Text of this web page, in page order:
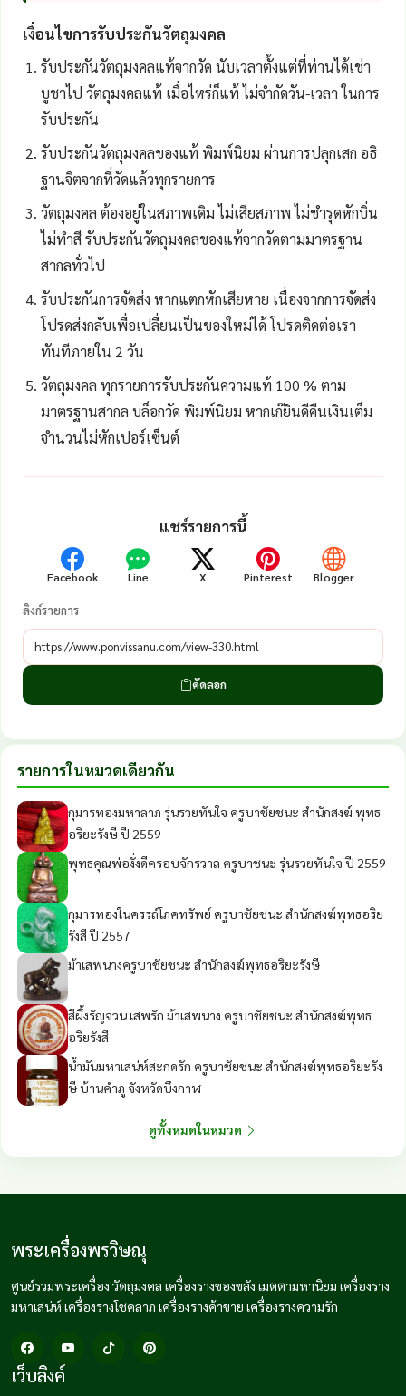
เงื่อนไขการรับประกันวัตถุมงคล
รับประกันวัตถุมงคลแท้จากวัด นับเวลาตั้งแต่ที่ท่านได้เช่า
บูชาไป วัตถุมงคลแท้ เมื่อไหร่ก็แท้ ไม่จำกัดวัน-เวลา ในการ
รับประกัน
รับประกันวัตถุมงคลของแท้ พิมพ์นิยม ผ่านการปลุกเสก อธิ
ฐานจิตจากที่วัดแล้วทุกรายการ
วัตถุมงคล ต้องอยู่ในสภาพเดิม ไม่เสียสภาพ ไม่ชำรุดหักบิ่น
ไม่ทำสี รับประกันวัตถุมงคลของแท้จากวัดตามมาตรฐาน
สากลทั่วไป
รับประกันการจัดส่ง หากแตกหักเสียหาย เนื่องจากการจัดส่ง
โปรดส่งกลับเพื่อเปลื่ยนเป็นของใหม่ได้ โปรดติดต่อเรา
ทันทีภายใน 2 วัน
วัตถุมงคล ทุกรายการรับประกันความแท้ 100 % ตาม
มาตรฐานสากล บล็อกวัด พิมพ์นิยม หากเก๊ยินดีคืนเงินเต็ม
จำนวนไม่หักเปอร์เซ็นต์
แชร์รายการนี้
Facebook Line X Pinterest Blogger
ลิงก์รายการ
คัดลอก
รายการในหมวดเดียวกัน
กุมารทองมหาลาภ รุ่นรวยทันใจ ครูบาชัยชนะ สำนักสงฆ์ พุทธ
อริยะรังษี ปี 2559
พุทธคุณพ่องั่งดีครอบจักรวาล ครูบาชนะ รุ่นรวยทันใจ ปี 2559
กุมารทองในครรถ์โภคทรัพย์ ครูบาชัยชนะ สำนักสงฆ์พุทธอริย
รังสี ปี 2557
ม้าเสพนางครูบาชัยชนะ สำนักสงฆ์พุทธอริยะรังษี
สีผึ้งรัญจวน เสพรัก ม้าเสพนาง ครูบาชัยชนะ สำนักสงฆ์พุทธ
อริยรังสี
น้ำมันมหาเสน่ห์สะกดรัก ครูบาชัยชนะ สำนักสงฆ์พุทธอริยะรัง
ษี บ้านคำภู จังหวัดบึงกาฬ
ดูทั้งหมดในหมวด
พระเครื่องพรวิษณุ
ศูนย์รวมพระเครื่อง วัตถุมงคล เครื่องรางของขลัง เมตตามหานิยม เครื่องราง
มหาเสน่ห์ เครื่องรางโชคลาภ เครื่องรางค้าขาย เครื่องรางความรัก
เว็บลิงค์